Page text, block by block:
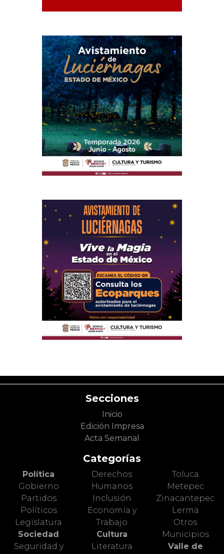
Secciones
Inicio
Edición Impresa
Acta Semanal
Categorías
Política
Gobierno
Partidos
Políticos
Legislatura
Sociedad
Seguridad y
Derechos
Humanos
Inclusión
Economía y
Trabajo
Cultura
Literatura
Toluca
Metepec
Zinacantepec
Lerma
Otros
Municipios
Valle de